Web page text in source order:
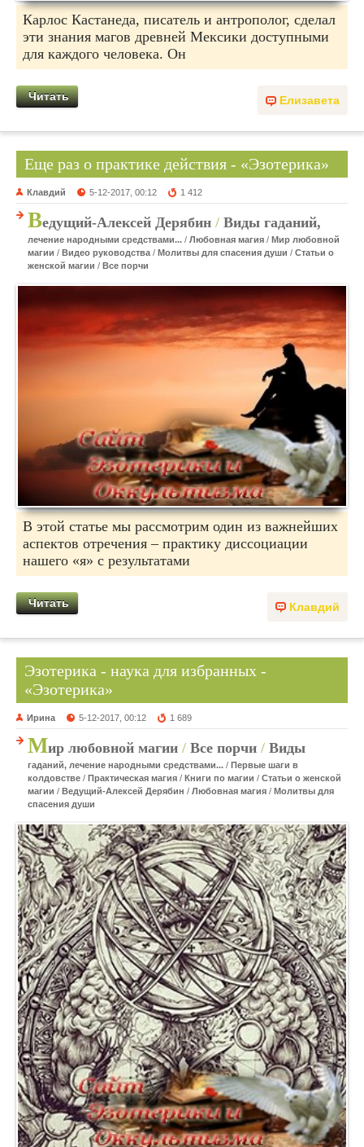
Карлос Кастанеда, писатель и антрополог, сделал
эти знания магов древней Мексики доступными
для каждого человека. Он
Елизавета
Читать
Еще раз о практике действия - «Эзотерика»
Клавдий 5-12-2017, 00:12 1 412
Ведущий-Алексей Дерябин / Виды гаданий,
лечение народными средствами... / Любовная магия / Мир любовной
магии / Видео руководства / Молитвы для спасения души / Статьи о
женской магии / Все порчи
В этой статье мы рассмотрим один из важнейших
аспектов отречения – практику диссоциации
нашего «я» с результатами
Клавдий
Читать
Эзотерика - наука для избранных -
«Эзотерика»
Ирина 5-12-2017, 00:12 1 689
Мир любовной магии / Все порчи / Виды
гаданий, лечение народными средствами... / Первые шаги в
колдовстве / Практическая магия / Книги по магии / Статьи о женской
магии / Ведущий-Алексей Дерябин / Любовная магия / Молитвы для
спасения души